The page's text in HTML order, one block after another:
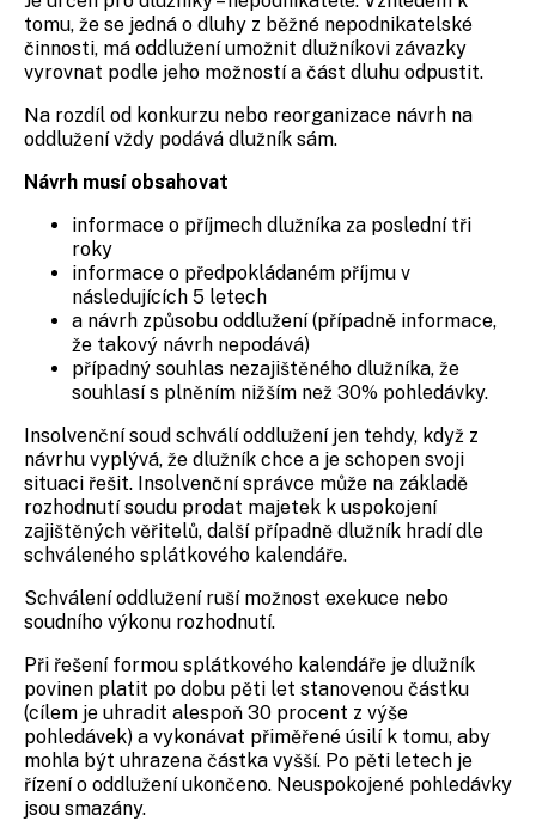
tomu, že se jedná o dluhy z běžné nepodnikatelské
činnosti, má oddlužení umožnit dlužníkovi závazky
vyrovnat podle jeho možností a část dluhu odpustit.
Na rozdíl od konkurzu nebo reorganizace návrh na
oddlužení vždy podává dlužník sám.
Návrh musí obsahovat
informace o příjmech dlužníka za poslední tři
roky
informace o předpokládaném příjmu v
následujících 5 letech
a návrh způsobu oddlužení (případně informace,
že takový návrh nepodává)
případný souhlas nezajištěného dlužníka, že
souhlasí s plněním nižším než 30% pohledávky.
Insolvenční soud schválí oddlužení jen tehdy, když z
návrhu vyplývá, že dlužník chce a je schopen svoji
situaci řešit. Insolvenční správce může na základě
rozhodnutí soudu prodat majetek k uspokojení
zajištěných věřitelů, další případně dlužník hradí dle
schváleného splátkového kalendáře.
Schválení oddlužení ruší možnost exekuce nebo
soudního výkonu rozhodnutí.
Při řešení formou splátkového kalendáře je dlužník
povinen platit po dobu pěti let stanovenou částku
(cílem je uhradit alespoň 30 procent z výše
pohledávek) a vykonávat přiměřené úsilí k tomu, aby
mohla být uhrazena částka vyšší. Po pěti letech je
řízení o oddlužení ukončeno. Neuspokojené pohledávky
jsou smazány.